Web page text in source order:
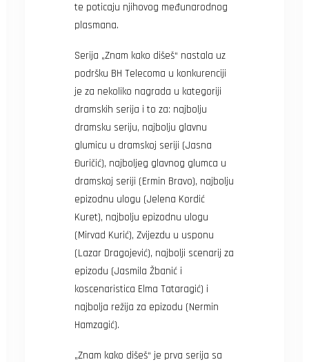
te poticaju njihovog međunarodnog
plasmana.
Serija „Znam kako dišeš“ nastala uz
podršku BH Telecoma u konkurenciji
je za nekoliko nagrada u kategoriji
dramskih serija i to za: najbolju
dramsku seriju, najbolju glavnu
glumicu u dramskoj seriji (Jasna
Đuričić), najboljeg glavnog glumca u
dramskoj seriji (Ermin Bravo), najbolju
epizodnu ulogu (Jelena Kordić
Kuret), najbolju epizodnu ulogu
(Mirvad Kurić), Zvijezdu u usponu
(Lazar Dragojević), najbolji scenarij za
epizodu (Jasmila Žbanić i
koscenaristica Elma Tataragić) i
najbolja režija za epizodu (Nermin
Hamzagić).
„Znam kako dišeš“ je prva serija sa